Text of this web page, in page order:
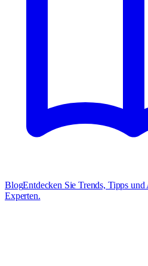
BlogEntdecken Sie Trends, Tipps
Experten.